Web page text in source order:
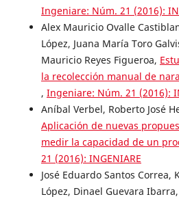
Ingeniare: Núm. 21 (2016):
Alex Mauricio Ovalle
López, Juana María Toro
Mauricio Reyes Figueroa,
la recolección manual de
, Ingeniare: Núm. 21 (2016):
Aníbal Verbel, Roberto José
Aplicación de nuevas
medir la capacidad de un
21 (2016): INGENIARE
José Eduardo Santos Correa,
López, Dinael Guevara Ibarra,